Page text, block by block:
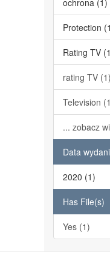
ochrona (1)
Protection
Rating TV
rating TV (1)
Television
... zobacz
Data
2020 (1)
Has File(s)
Yes (1)